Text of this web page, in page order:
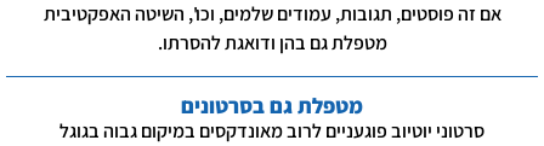
אם זה פוסטים, תגובות, עמודים שלמים, וכו', השיטה האפקטיבית
מטפלת גם בהן ודואגת להסרתו.
מטפלת גם בסרטונים
סרטוני יוטיוב פוגעניים לרוב מאונדקסים במיקום גבוה בגוגל